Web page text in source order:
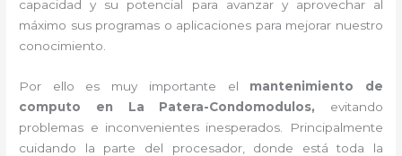
capacidad y su potencial para avanzar y aprovechar al
máximo sus programas o aplicaciones para mejorar nuestro
conocimiento.
Por ello es muy importante el mantenimiento de
computo en La Patera-Condomodulos, evitando
problemas e inconvenientes inesperados. Principalmente
cuidando la parte del procesador, donde está toda la